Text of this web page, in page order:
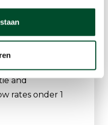
±2% van de
and
rates onder 1